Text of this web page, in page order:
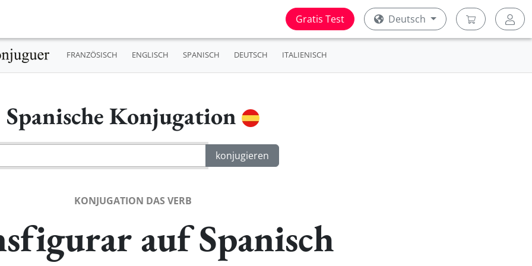
Gratis Test Deutsch
FRANZÖSISCH ENGLISCH SPANISCH DEUTSCH ITALIENISCH
Spanische Konjugation
KONJUGATION DAS VERB
auf Spanisch